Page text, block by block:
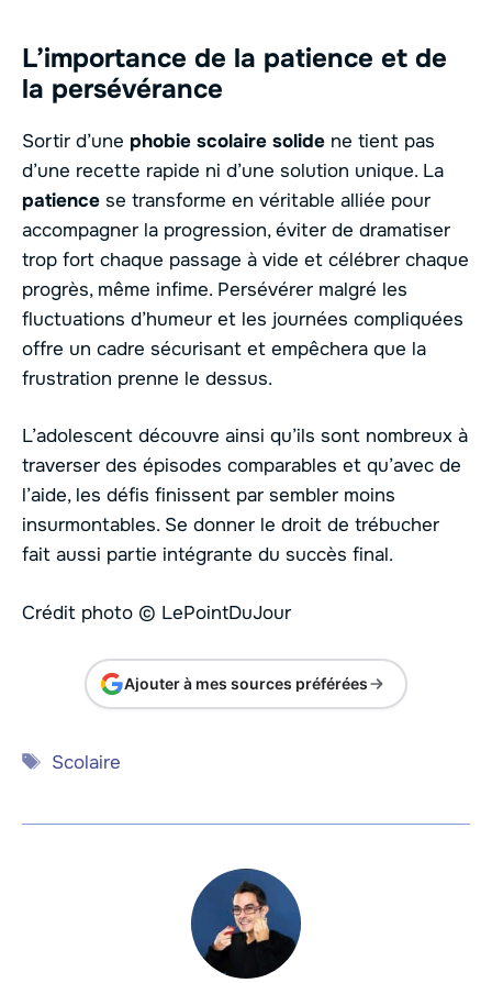
L’importance de la patience et de
la persévérance
Sortir d’une phobie scolaire solide ne tient pas
d’une recette rapide ni d’une solution unique. La
patience se transforme en véritable alliée pour
accompagner la progression, éviter de dramatiser
trop fort chaque passage à vide et célébrer chaque
progrès, même infime. Persévérer malgré les
fluctuations d’humeur et les journées compliquées
offre un cadre sécurisant et empêchera que la
frustration prenne le dessus.
L’adolescent découvre ainsi qu’ils sont nombreux à
traverser des épisodes comparables et qu’avec de
l’aide, les défis finissent par sembler moins
insurmontables. Se donner le droit de trébucher
fait aussi partie intégrante du succès final.
Crédit photo © LePointDuJour
Ajouter à mes sources préférées
Étiquettes
Scolaire